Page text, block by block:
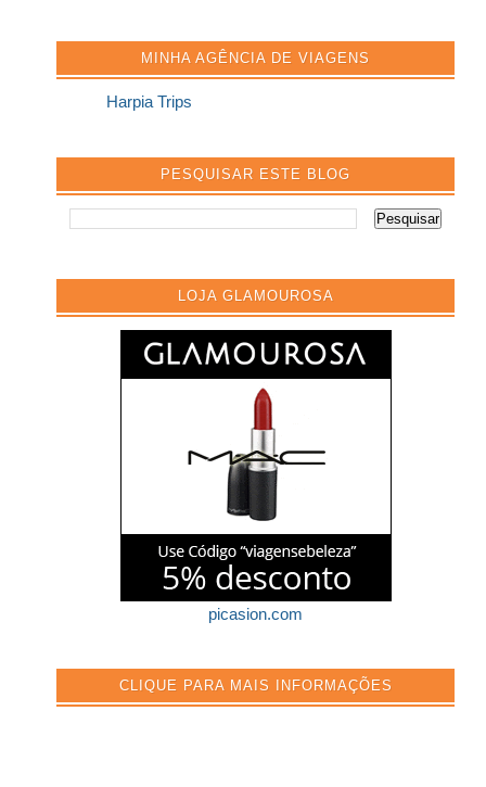
MINHA AGÊNCIA DE VIAGENS
Harpia Trips
PESQUISAR ESTE BLOG
LOJA GLAMOUROSA
picasion.com
CLIQUE PARA MAIS INFORMAÇÕES